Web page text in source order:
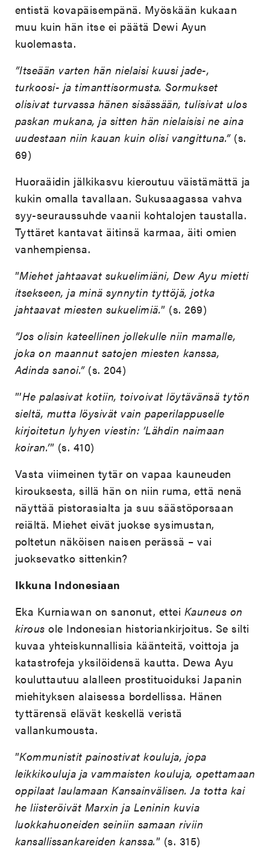
entistä kovapäisempänä. Myöskään kukaan
muu kuin hän itse ei päätä Dewi Ayun
kuolemasta.
”Itseään varten hän nielaisi kuusi jade-,
turkoosi- ja timanttisormusta. Sormukset
olisivat turvassa hänen sisässään, tulisivat ulos
paskan mukana, ja sitten hän nielaisisi ne aina
uudestaan niin kauan kuin olisi vangittuna.”(s.
69)
Huoraäidin jälkikasvu kieroutuu väistämättä ja
kukin omalla tavallaan. Sukusaagassa vahva
syy-seuraussuhde vaanii kohtalojen taustalla.
Tyttäret kantavat äitinsä karmaa, äiti omien
vanhempiensa.
”Miehet jahtaavat sukuelimiäni, Dew Ayu mietti
itsekseen, ja minä synnytin tyttöjä, jotka
jahtaavat miesten sukuelimiä.” (s. 269)
”Jos olisin kateellinen jollekulle niin mamalle,
joka on maannut satojen miesten kanssa,
Adinda sanoi.”(s. 204)
”’He palasivat kotiin, toivoivat löytävänsä tytön
sieltä, mutta löysivät vain paperilappuselle
kirjoitetun lyhyen viestin: ’Lähdin naimaan
koiran.’” (s. 410)
Vasta viimeinen tytär on vapaa kauneuden
kirouksesta, sillä hän on niin ruma, että nenä
näyttää pistorasialta ja suu säästöporsaan
reiältä. Miehet eivät juokse sysimustan,
poltetun näköisen naisen perässä – vai
juoksevatko sittenkin?
Ikkuna Indonesiaan
Eka Kurniawan on sanonut, ettei Kauneus on
kirousole Indonesian historiankirjoitus. Se silti
kuvaa yhteiskunnallisia käänteitä, voittoja ja
katastrofeja yksilöidensä kautta. Dewa Ayu
kouluttautuu alalleen prostituoiduksi Japanin
miehityksen alaisessa bordellissa. Hänen
tyttärensä elävät keskellä veristä
vallankumousta.
”Kommunistit painostivat kouluja, jopa
leikkikouluja ja vammaisten kouluja, opettamaan
oppilaat laulamaan Kansainvälisen. Ja totta kai
he liisteröivät Marxin ja Leninin kuvia
luokkahuoneiden seiniin samaan riviin
kansallissankareiden kanssa.” (s. 315)